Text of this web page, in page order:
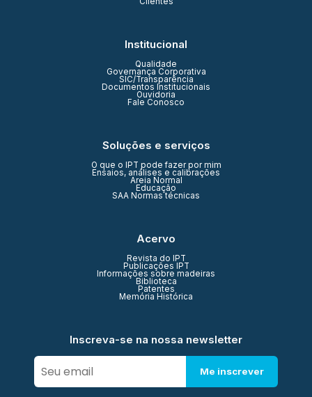
Institucional
Qualidade
Governança Corporativa
SIC/Transparência
Documentos Institucionais
Ouvidoria
Fale Conosco
Soluções e serviços
O que o IPT pode fazer por mim
Ensaios, análises e calibrações
Areia Normal
Educação
SAA Normas técnicas
Acervo
Revista do IPT
Publicações IPT
Informações sobre madeiras
Biblioteca
Patentes
Memória Histórica
Inscreva-se na nossa newsletter
Me inscrever